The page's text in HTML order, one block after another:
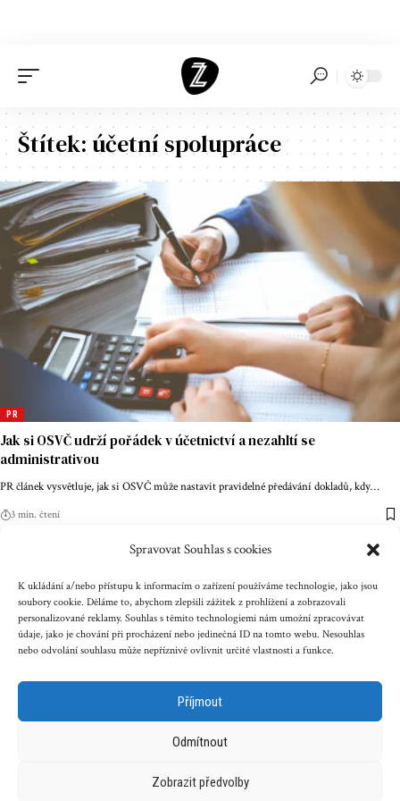
Spravovat Souhlas s cookies
K ukládání a/nebo přístupu k informacím o zařízení používáme technologie, jako jsou
soubory cookie. Děláme to, abychom zlepšili zážitek z prohlížení a zobrazovali
personalizované reklamy. Souhlas s těmito technologiemi nám umožní zpracovávat
údaje, jako je chování při procházení nebo jedinečná ID na tomto webu. Nesouhlas
nebo odvolání souhlasu může nepříznivě ovlivnit určité vlastnosti a funkce.
Příjmout
Odmítnout
Zobrazit předvolby
Štítek:účetní spolupráce
PR
Jak si OSVČ udrží pořádek v účetnictví a nezahltí se
administrativou
PR článek vysvětluje, jak si OSVČ může nastavit pravidelné předávání dokladů, kdy…
3 min. čtení
Kontakt Reklama Cookies Ochrana údajů
Copyright © 2023 zenazenam.cz
obsahu serveru včetně publikování nebo jiného
šíření obsahu serveru je bez písemného souhlasu těchto
společností zakázáno.
Související magazíny pro ženy a příběhy: